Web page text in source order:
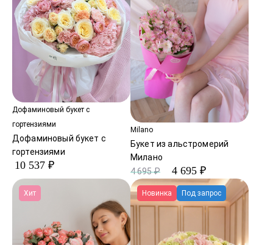
Дофаминовый букет с
гортензиями
Дофаминовый букет с
гортензиями
10 537 ₽
Milano
Букет из альстромерий
Милано
4 695 ₽
4 695 ₽
Хит Новинка Под запрос